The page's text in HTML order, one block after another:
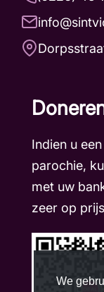
Indien u
parochie,
met uw
zeer op
We